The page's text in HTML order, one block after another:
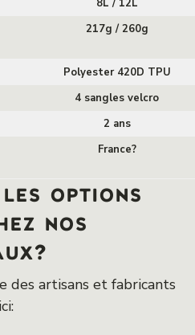
8L / 12L
217g / 260g
Polyester 420D TPU
4 sangles velcro
2 ans
France?
options
nos
artisans et fabricants